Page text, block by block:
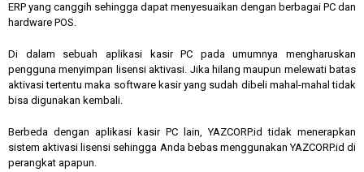
ERP yang canggih sehingga dapat menyesuaikan dengan berbagai PC dan
hardware POS.
Di dalam sebuah aplikasi kasir PC pada umumnya mengharuskan
pengguna menyimpan lisensi aktivasi. Jika hilang maupun melewati batas
aktivasi tertentu maka software kasir yang sudah dibeli mahal-mahal tidak
bisa digunakan kembali.
Berbeda dengan aplikasi kasir PC lain, YAZCORP.id tidak menerapkan
sistem aktivasi lisensi sehingga Anda bebas menggunakan YAZCORP.id di
perangkat apapun.